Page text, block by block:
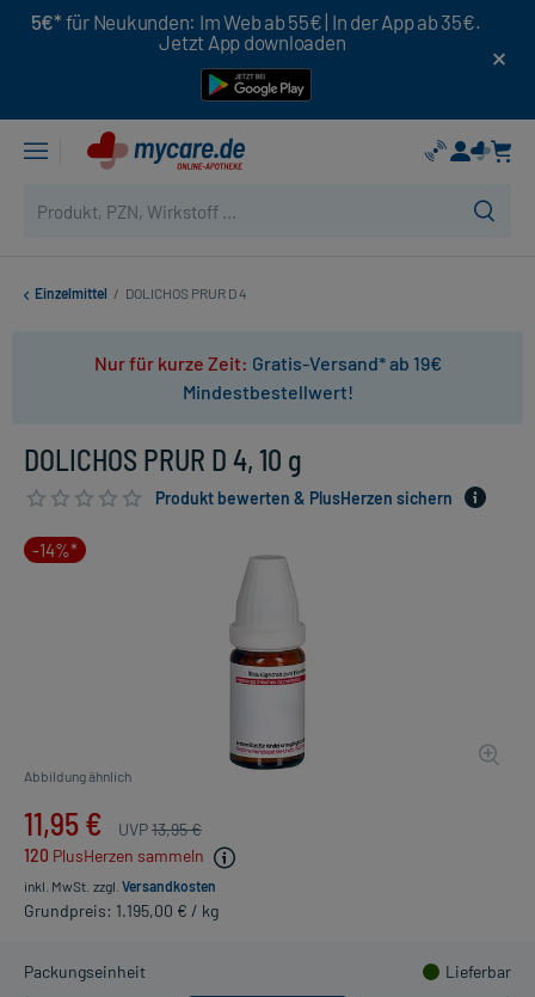
5€* für Neukunden: Im Web ab 55€ | In der App ab 35€.
Jetzt App downloaden
Einzelmittel / DOLICHOS PRUR D 4
Nur für kurze Zeit: Gratis-Versand* ab 19€
Mindestbestellwert!
DOLICHOS PRUR D 4, 10 g
Produkt bewerten & PlusHerzen sichern
-14%*
Abbildung ähnlich
11,95 € UVP13,95 €
120 PlusHerzen sammeln
inkl. MwSt. zzgl. Versandkosten
Grundpreis: 1.195,00 € / kg
Packungseinheit Lieferbar